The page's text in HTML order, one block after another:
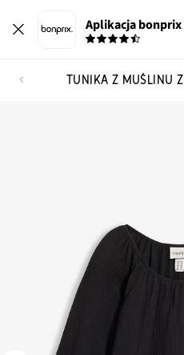
Aplikacja bonprix
TUNIKA Z MUŚLINU